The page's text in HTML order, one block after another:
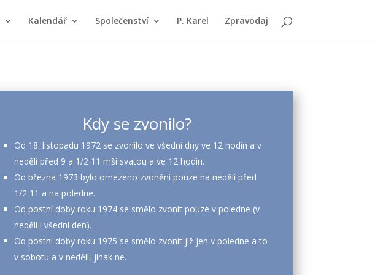
Kalendář Společenství P. Karel Zpravodaj
Kdy se zvonilo?
Od 18. listopadu 1972 se zvonilo ve všední dny ve 12 hodin a v
neděli před 9 a 1/2 11 mší svatou a ve 12 hodin.
Od března 1973 bylo omezeno zvonění pouze na neděli před
1/2 11 a na poledne.
Od postní doby roku 1974 se smělo zvonit pouze v poledne (v
neděli i všední den).
Od postní doby roku 1975 se smělo zvonit již jen v poledne a to
v sobotu a v neděli, jinak ne.